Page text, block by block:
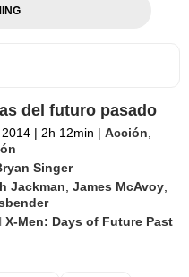
del futuro pasado
| 2h 12min | Acción
Singer
Jackman ,James McAvoy
X-Men: Days of Future Past